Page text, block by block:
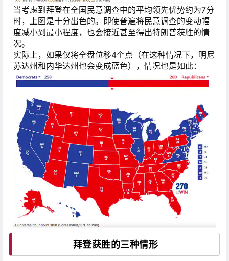
当考虑到拜登在全国民意调查中的平均领先优势约为7分
时，上图是十分出色的。即使普遍将民意调查的变动幅
度减小到最小程度，也会接近甚至得出特朗普获胜的情
况。
实际上，如果仅将全盘位移4个点（在这种情况下，明尼
苏达州和内华达州也会变成蓝色），情况也是如此：
拜登获胜的三种情形